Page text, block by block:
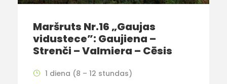
Maršruts Nr.16 „Gaujas
vidustece”: Gaujiena –
Strenči – Valmiera – Cēsis
1 diena (8 – 12 stundas)